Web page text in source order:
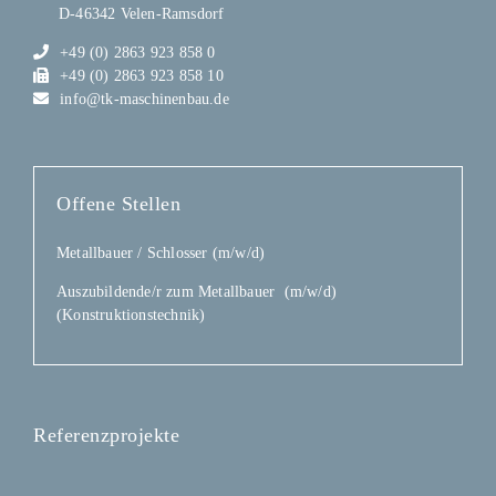
D-46342 Velen-Ramsdorf
+49 (0) 2863 923 858 0
+49 (0) 2863 923 858 10
info@tk-maschinenbau.de
Offene Stellen
Metallbauer / Schlosser (m/w/d)
Auszubildende/r zum Metallbauer (m/w/d)
(Konstruktionstechnik)
Referenzprojekte